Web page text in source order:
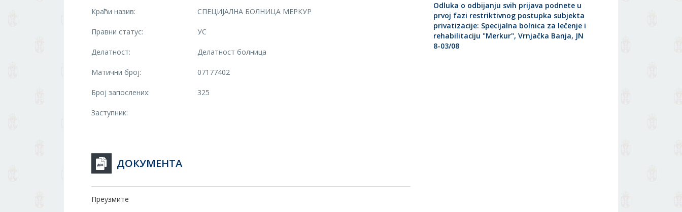
Краћи назив: СПЕЦИЈАЛНА БОЛНИЦА МЕРКУР
Правни статус: УС
Делатност: Делатност болница
Матични број: 07177402
Број запослених: 325
Заступник:
ДОКУМЕНТА
Преузмите
Odluka o odbijanju svih prijava podnete u
prvoj fazi restriktivnog postupka subjekta
privatizacije: Specijalna bolnica za lečenje i
rehabilitaciju "Merkur", Vrnjačka Banja, JN
8-03/08